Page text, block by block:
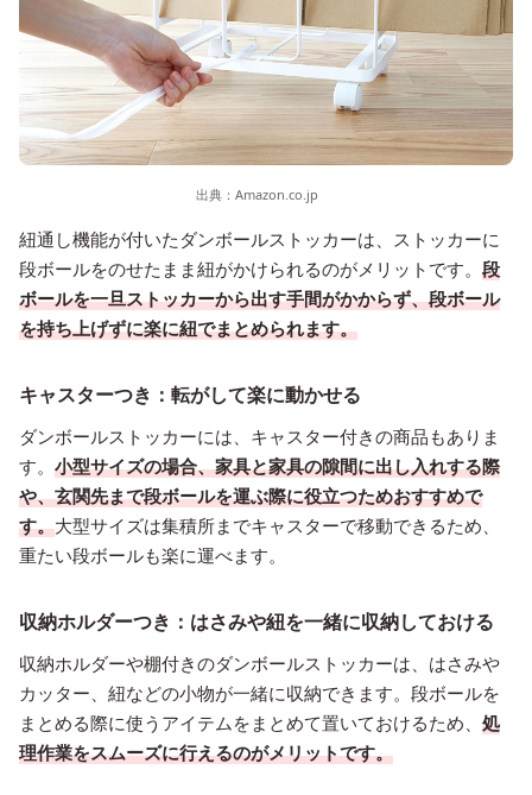
出典： Amazon.co.jp
紐通し機能が付いたダンボールストッカーは、ストッカーに
段ボールをのせたまま紐がかけられるのがメリットです。 段
ボールを一旦ストッカーから出す手間がかからず、段ボール
を持ち上げずに楽に紐でまとめられます。
キャスターつき：転がして楽に動かせる
ダンボールストッカーには、キャスター付きの商品もありま
す。 小型サイズの場合、家具と家具の隙間に出し入れする際
や、玄関先まで段ボールを運ぶ際に役立つためおすすめで
す。大型サイズは集積所までキャスターで移動できるため、
重たい段ボールも楽に運べます。
収納ホルダーつき：はさみや紐を一緒に収納しておける
収納ホルダーや棚付きのダンボールストッカーは、はさみや
カッター、紐などの小物が一緒に収納できます。段ボールを
まとめる際に使うアイテムをまとめて置いておけるため、 処
理作業をスムーズに行えるのがメリットです。